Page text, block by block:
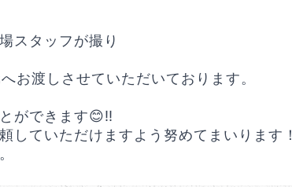
スタッフが撮り
お渡しさせていただいております。
ができます😊‼️
していただけますよう努めてまいります！